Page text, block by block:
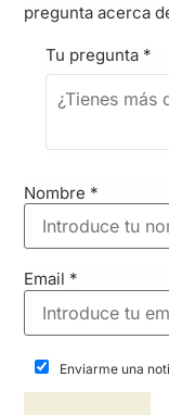
pregunta acerca
Tu pregunta *
Nombre *
Email *
Enviarme una